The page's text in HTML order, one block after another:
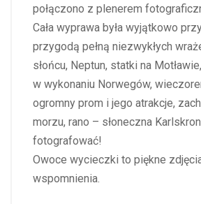
połączono z plenerem
Cała wyprawa była wyjątkowo
przygodą pełną niezwykłych
słońcu, Neptun, statki na
w wykonaniu Norwegów,
ogromny prom i jego atrakcje,
morzu, rano – słoneczna
fotografować!
Owoce wycieczki to piękne
wspomnienia.